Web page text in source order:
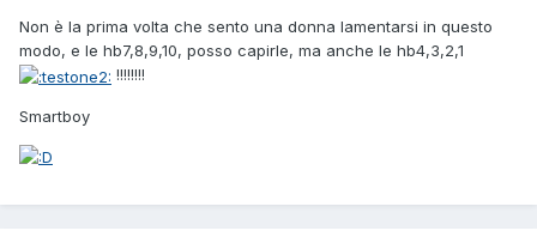
Non è la prima volta che sento una donna lamentarsi in questo
modo, e le hb7,8,9,10, posso capirle, ma anche le hb4,3,2,1
!!!!!!!!
Smartboy